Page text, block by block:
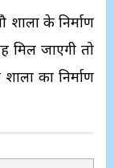
शाला के निर्माण
जाएगी तो
का निर्माण